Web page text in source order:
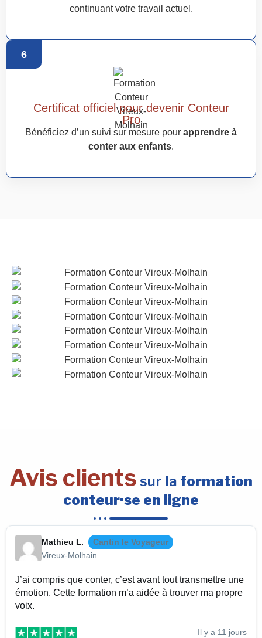
continuant votre travail actuel.
6
Certificat officiel pour devenir Conteur
Pro
Bénéficiez d’un suivi sur mesure pour apprendre à
conter aux enfants.
Avis clients sur la formation
conteur·se en ligne
Mathieu L.
Cantin le Voyageur
Vireux-Molhain
J’ai compris que conter, c’est avant tout transmettre une
émotion. Cette formation m’a aidée à trouver ma propre
voix.
Il y a 11 jours